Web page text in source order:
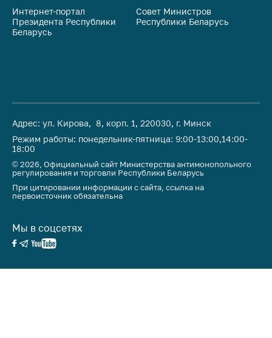
Интернет-портал
Президента Республики
Беларусь
Совет Министров
Республики Беларусь
Адрес: ул. Кирова, 8, корп. 1, 220030, г. Минск
Режим работы: понедельник-пятница: 9:00-13:00,14:00-
18:00
© 2026, Официальный сайт Министерства антимонопольного
регулирования и торговли Республики Беларусь
При цитировании информации с сайта, ссылка на
первоисточник обязательна
Мы в соцсетях